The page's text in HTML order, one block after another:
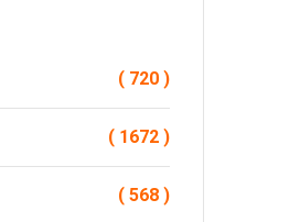
( 720 )
( 1672 )
( 568 )